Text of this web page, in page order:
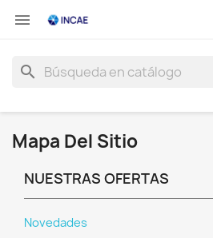

search
Mapa Del Sitio
NUESTRAS OFERTAS
Novedades